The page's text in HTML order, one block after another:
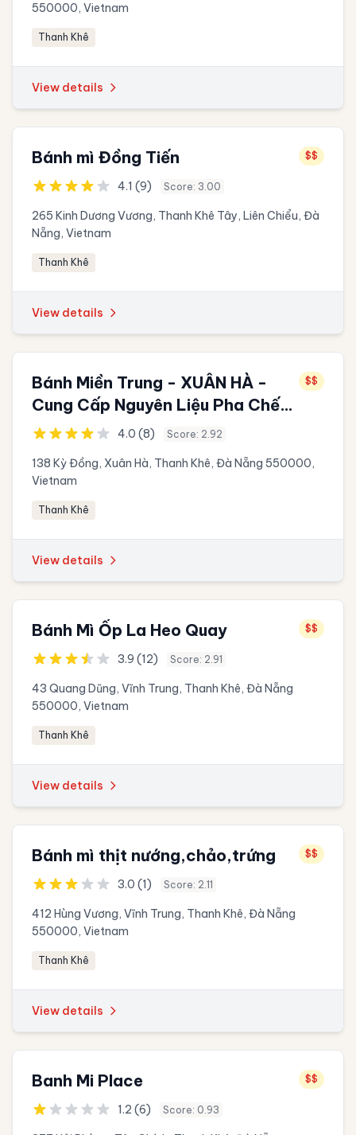
550000, Vietnam
Thanh Khê
View details
Bánh mì Đồng Tiến $$
4.1 (9) Score: 3.00
265 Kinh Dương Vương, Thanh Khê Tây, Liên Chiểu, Đà
Nẵng, Vietnam
Thanh Khê
View details
Bánh Miền Trung - XUÂN HÀ -
Cung Cấp Nguyên Liệu Pha Chế
và Làm Bánh
$$
4.0 (8) Score: 2.92
138 Kỳ Đồng, Xuân Hà, Thanh Khê, Đà Nẵng 550000,
Vietnam
Thanh Khê
View details
Bánh Mì Ốp La Heo Quay $$
3.9 (12) Score: 2.91
43 Quang Dũng, Vĩnh Trung, Thanh Khê, Đà Nẵng
550000, Vietnam
Thanh Khê
View details
Bánh mì thịt nướng,chảo,trứng $$
3.0 (1) Score: 2.11
412 Hùng Vương, Vĩnh Trung, Thanh Khê, Đà Nẵng
550000, Vietnam
Thanh Khê
View details
Banh Mi Place $$
1.2 (6) Score: 0.93